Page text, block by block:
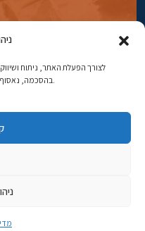
בהסכמה, נאסוף נתוני שימוש; ניתן לנהל או למשוך הסכמה בכל עת.
Jérusalem